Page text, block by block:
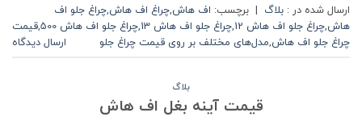
ارسال شده در : بلاگ | برچسب: اف هاش,چراغ اف هاش,چراغ جلو اف
هاش,چراغ جلو اف هاش 12 ,چراغ جلو اف هاش 13 ,چراغ جلو اف هاش 500 ,قیمت
چراغ جلو اف هاش,مدل‌های مختلف بر روی قیمت چراغ جلو ارسال دیدگاه
بلاگ
قیمت آینه بغل اف هاش